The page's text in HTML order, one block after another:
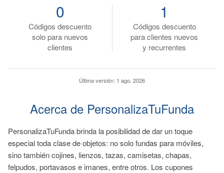
Códigos descuento
solo para nuevos
clientes
0
Códigos descuento
para clientes nuevos
y recurrentes
1
Última versión: 1 ago. 2026
Acerca de PersonalizaTuFunda
PersonalizaTuFunda brinda la posibilidad de dar un toque
especial toda clase de objetos: no solo fundas para móviles,
sino también cojines, lienzos, tazas, camisetas, chapas,
felpudos, portavasos e imanes, entre otros. Los cupones